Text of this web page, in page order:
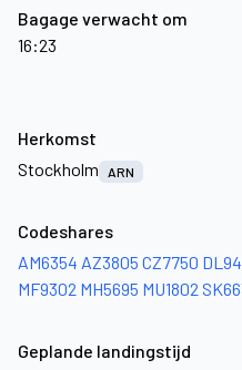
Bagage verwacht om
16:23
Herkomst
Stockholm
ARN
Codeshares
AM6354 AZ3805 CZ7750
MF9302 MH5695 MU1802
Geplande landingstijd